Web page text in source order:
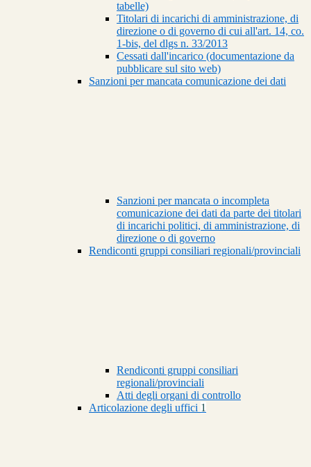
tabelle)
Titolari di incarichi di amministrazione, di
direzione o di governo di cui all'art. 14, co.
1-bis, del dlgs n. 33/2013
Cessati dall'incarico (documentazione da
pubblicare sul sito web)
Sanzioni per mancata comunicazione dei dati
Sanzioni per mancata o incompleta
comunicazione dei dati da parte dei titolari
di incarichi politici, di amministrazione, di
direzione o di governo
Rendiconti gruppi consiliari regionali/provinciali
Rendiconti gruppi consiliari
regionali/provinciali
Atti degli organi di controllo
Articolazione degli uffici 1